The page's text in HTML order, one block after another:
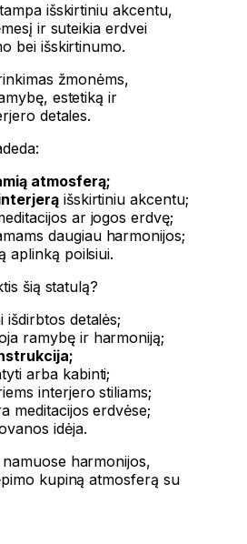
išskirtiniu akcentu,
ir suteikia erdvei
bei išskirtinumo.
žmonėms,
estetiką ir
detales.
atmosferą;
išskirtiniu akcentu;
ar jogos erdvę;
daugiau harmonijos;
aplinką poilsiui.
šią statulą?
išdirbtos detalės;
ramybę ir harmoniją;
arba kabinti;
interjero stiliams;
meditacijos erdvėse;
idėja.
harmonijos,
kupiną atmosferą su